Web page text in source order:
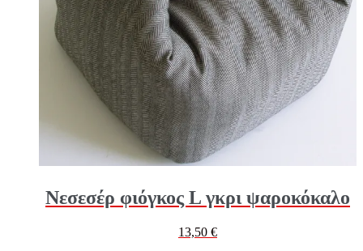
Νεσεσέρ φιόγκος L γκρι ψαροκόκαλο
13,50 €